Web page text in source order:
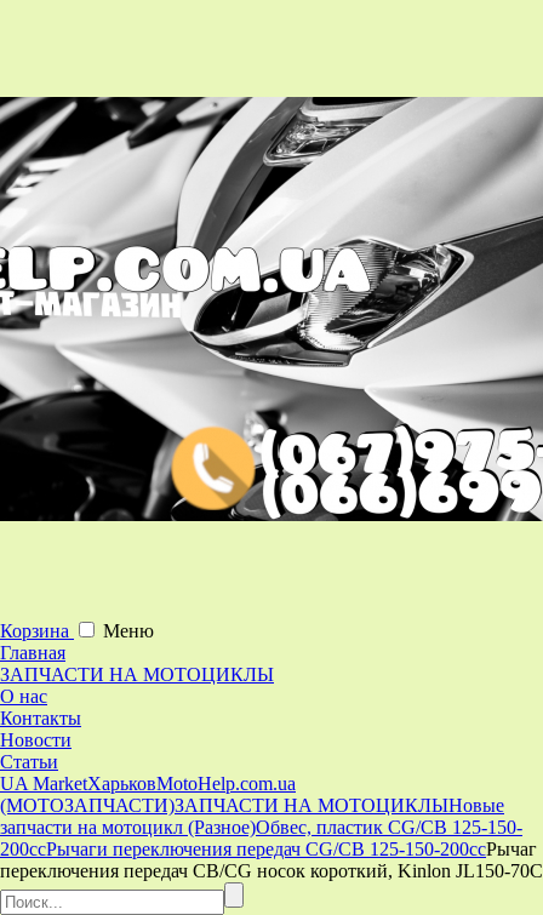
Корзина
Меню
Главная
ЗАПЧАСТИ НА МОТОЦИКЛЫ
О нас
Контакты
Новости
Статьи
UA MarketХарьковMotoHelp.com.ua
(МОТОЗАПЧАСТИ)ЗАПЧАСТИ НА МОТОЦИКЛЫНовые
запчасти на мотоцикл (Разное)Обвес, пластик CG/CB 125-150-
200ccРычаги переключения передач CG/CB 125-150-200ccРычаг
переключения передач CB/CG носок короткий, Kinlon JL150-70C